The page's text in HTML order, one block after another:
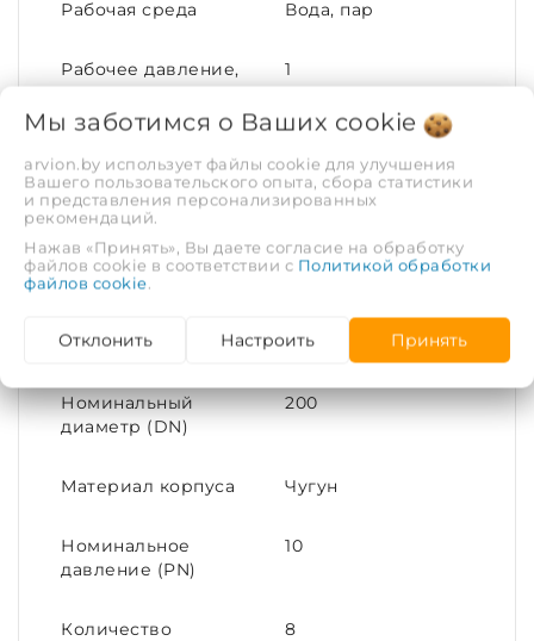
Рабочая среда Вода, пар
Рабочее давление,
1
Диаметр условный
200
Максимальная
рабочей среды, С°
Номинальный
диаметр (DN)
200
Материал корпуса Чугун
Номинальное
давление (PN)
10
Количество
8
Мы заботимся о Ваших cookie
arvion.by использует файлы cookie для улучшения
Вашего пользовательского опыта, сбора статистики
и представления персонализированных
рекомендаций.
Нажав «Принять», Вы даете согласие на обработку
файлов cookie в соответствии с Политикой обработки
файлов cookie.
Отклонить Настроить Принять